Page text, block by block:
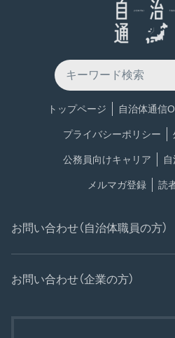
トップページ 自治体通信
プライバシーポリシー
公務員向けキャリア
メルマガ登録 読
お問い合わせ（自治体職員の方）
お問い合わせ（企業の方）